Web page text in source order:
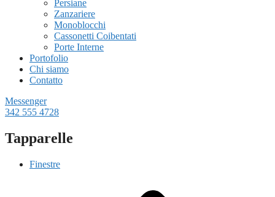
Persiane
Zanzariere
Monoblocchi
Cassonetti Coibentati
Porte Interne
Portofolio
Chi siamo
Contatto
Messenger
342 555 4728
Tapparelle
Finestre